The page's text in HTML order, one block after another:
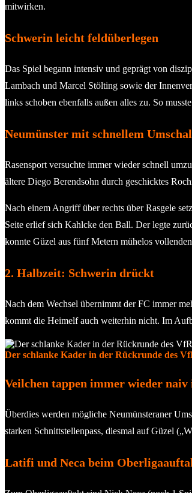
mitwirken.
Schwerin leicht feldüberlegen
Das Spiel begann intensiv und geprägt von
Lambach und Marcel Stölting sowie der
links schoben ebenfalls außen alles zu. So
Neumünster mit schnellem
Rasensport versuchte immer wieder schnell
ältere Diego Berendsohn durch geschicktes
Nach einem Angriff über rechts über Rasgele
Seite erlief sich Kahlcke den Ball. Der legte
konnte Güzel aus fünf Metern mühelos
2. Halbzeit: Schwerin drückt
Nach dem Wechsel übernimmt der FC immer
kommt die Heimelf auch weiterhin nicht. Im
Der schlanke Kader in der Rückrunde des
Veilchen tappen immer wieder
Überdies werden mögliche Neumünsteraner
starken Schnittstellenpass, diesmal auf Güzel
Latifi und Neca beim